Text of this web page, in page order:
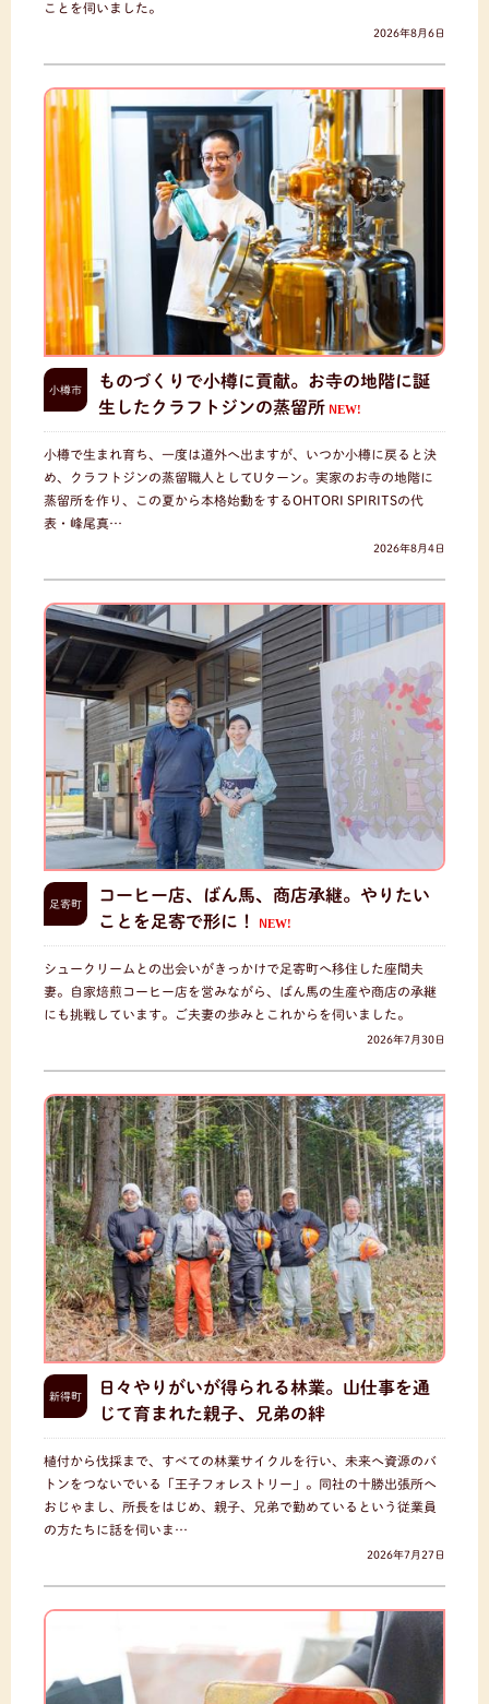
ことを伺いました。
2026年8月6日
小樽市
ものづくりで小樽に貢献。お寺の地階に誕
生したクラフトジンの蒸留所 NEW!
小樽で生まれ育ち、一度は道外へ出ますが、いつか小樽に戻ると決
め、クラフトジンの蒸留職人としてUターン。実家のお寺の地階に
蒸留所を作り、この夏から本格始動をするOHTORI SPIRITSの代
表・峰尾真…
2026年8月4日
足寄町
コーヒー店、ばん馬、商店承継。やりたい
ことを足寄で形に！
NEW!
シュークリームとの出会いがきっかけで足寄町へ移住した座間夫
妻。自家焙煎コーヒー店を営みながら、ばん馬の生産や商店の承継
にも挑戦しています。ご夫妻の歩みとこれからを伺いました。
2026年7月30日
新得町
日々やりがいが得られる林業。山仕事を通
じて育まれた親子、兄弟の絆
植付から伐採まで、すべての林業サイクルを行い、未来へ資源のバ
トンをつないでいる「王子フォレストリー」。同社の十勝出張所へ
おじゃまし、所長をはじめ、親子、兄弟で勤めているという従業員
の方たちに話を伺いま…
2026年7月27日